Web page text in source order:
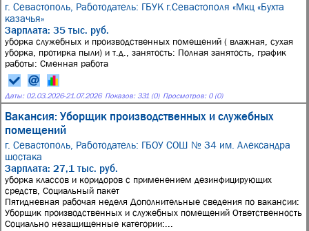
г. Севастополь, Работодатель: ГБУК г.Севастополя «Мкц «Бухта
казачья»
Зарплата: 35 тыс. руб.
уборка служебных и производственных помещений ( влажная, сухая
уборка, протирка пыли) и т.д., занятость: Полная занятость, график
работы: Сменная работа
Даты: 02.03.2026-21.07.2026 Показов: 331 (0) Просмотров: 0 (0)
Вакансия: Уборщик производственных и служебных
помещений
г. Севастополь, Работодатель: ГБОУ СОШ № 34 им. Александра
шостака
Зарплата: 27,1 тыс. руб.
уборка классов и коридоров с применением дезинфицирующих
средств, Социальный пакет
Пятидневная рабочая неделя Дополнительные сведения по вакансии:
Уборщик производственных и служебных помещений Ответственность
Социально незащищенные категории:...